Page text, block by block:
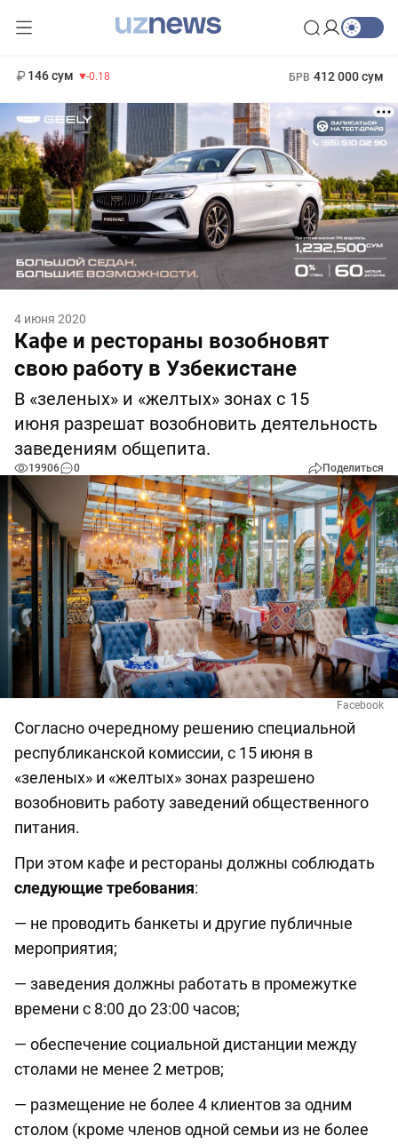
146 сум -0.18 БРВ 412 000 сум
4 июня 2020
Кафе и рестораны возобновят
свою работу в Узбекистане
В «зеленых» и «желтых» зонах с 15
июня разрешат возобновить деятельность
заведениям общепита.
19906 0 Поделиться
Facebook
Согласно очередному решению специальной
республиканской комиссии, с 15 июня в
«зеленых» и «желтых» зонах разрешено
возобновить работу заведений общественного
питания.
При этом кафе и рестораны должны соблюдать
следующие требования:
— не проводить банкеты и другие публичные
мероприятия;
— заведения должны работать в промежутке
времени с 8:00 до 23:00 часов;
— обеспечение социальной дистанции между
столами не менее 2 метров;
— размещение не более 4 клиентов за одним
столом (кроме членов одной семьи из не более